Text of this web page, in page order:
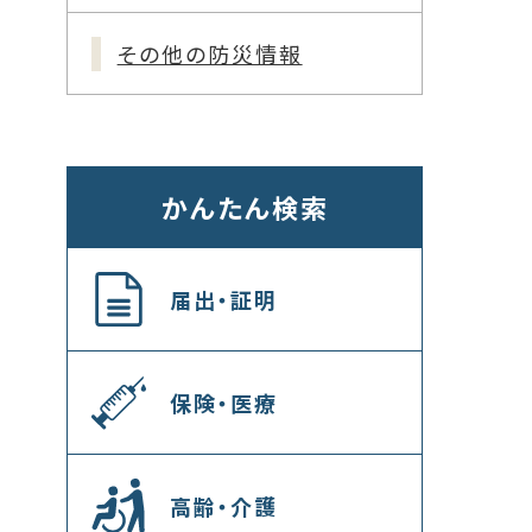
その他の防災情報
かんたん検索
届出・証明
保険・医療
高齢・介護